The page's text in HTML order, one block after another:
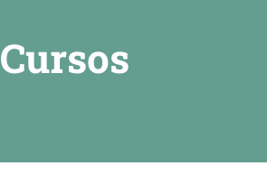
Cursos